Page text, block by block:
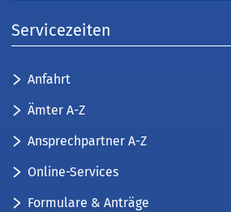
Servicezeiten
Anfahrt
Ämter A-Z
Ansprechpartner A-Z
Online-Services
Formulare & Anträge